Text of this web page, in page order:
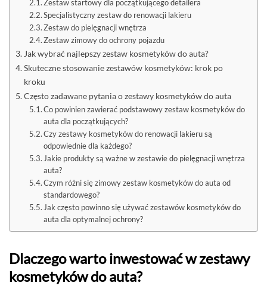
Zestaw startowy dla początkującego detailera
Specjalistyczny zestaw do renowacji lakieru
Zestaw do pielęgnacji wnętrza
Zestaw zimowy do ochrony pojazdu
Jak wybrać najlepszy zestaw kosmetyków do auta?
Skuteczne stosowanie zestawów kosmetyków: krok po
kroku
Często zadawane pytania o zestawy kosmetyków do auta
Co powinien zawierać podstawowy zestaw kosmetyków do
auta dla początkujących?
Czy zestawy kosmetyków do renowacji lakieru są
odpowiednie dla każdego?
Jakie produkty są ważne w zestawie do pielęgnacji wnętrza
auta?
Czym różni się zimowy zestaw kosmetyków do auta od
standardowego?
Jak często powinno się używać zestawów kosmetyków do
auta dla optymalnej ochrony?
Dlaczego warto inwestować w zestawy
kosmetyków do auta?